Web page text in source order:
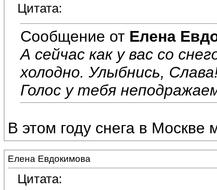
Цитата:
Сообщение от Елена
А сейчас как у вас со
холодно. Улыбнись,
Голос у тебя
В этом году снега в Москве
Елена Евдокимова
Цитата: